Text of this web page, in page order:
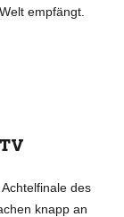
empfängt.
des
knapp an